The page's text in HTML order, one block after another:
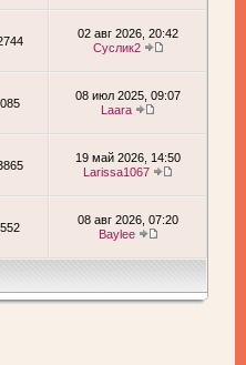
02 авг 2026, 20:42
Суслик2
08 июл 2025, 09:07
Laara
19 май 2026, 14:50
Larissa1067
08 авг 2026, 07:20
Baylee